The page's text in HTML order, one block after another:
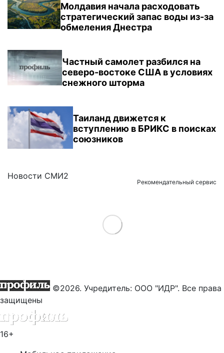
Молдавия начала расходовать
стратегический запас воды из-за
обмеления Днестра
Частный самолет разбился на
северо-востоке США в условиях
снежного шторма
Таиланд движется к
вступлению в БРИКС в поисках
союзников
Новости СМИ2
Рекомендательный сервис
Load More
©2026. Учредитель: ООО "ИДР". Все права
защищены
16+